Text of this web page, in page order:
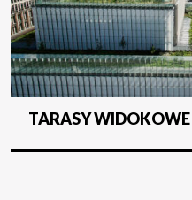
TARASY WIDOKOWE